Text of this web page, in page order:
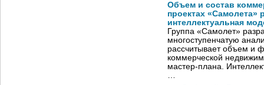
Объем и состав
проектах «Самолета»
интеллектуальная
Группа «Самолет»
многоступенчатую
рассчитывает объем и
коммерческой
мастер-плана.
…